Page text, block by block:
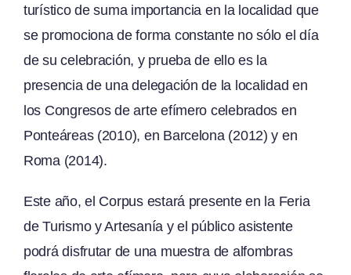
turístico de suma importancia en la localidad que
se promociona de forma constante no sólo el día
de su celebración, y prueba de ello es la
presencia de una delegación de la localidad en
los Congresos de arte efímero celebrados en
Ponteáreas (2010), en Barcelona (2012) y en
Roma (2014).
Este año, el Corpus estará presente en la Feria
de Turismo y Artesanía y el público asistente
podrá disfrutar de una muestra de alfombras